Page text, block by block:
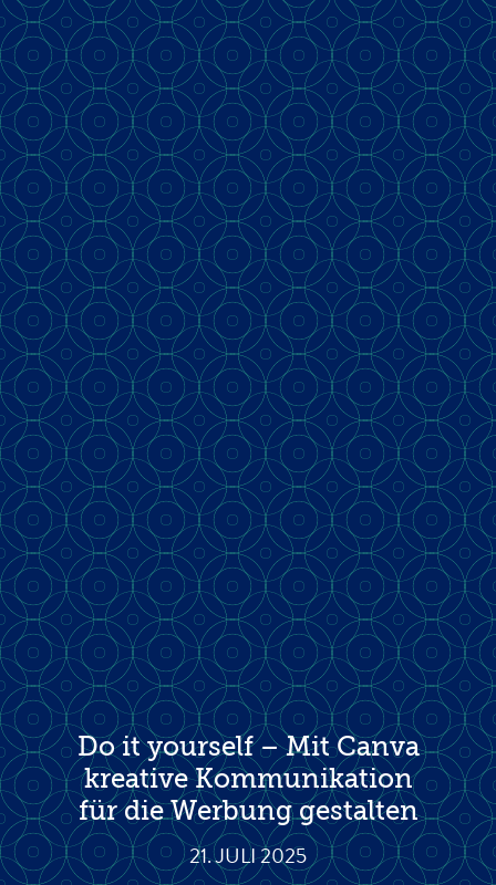
Do it yourself – Mit Canva
kreative Kommunikation
für die Werbung gestalten
21. JULI 2025